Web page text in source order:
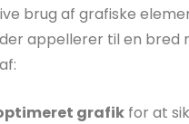
brug af grafiske
appellerer til en bred
grafik for at